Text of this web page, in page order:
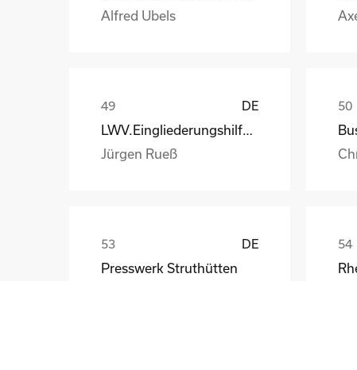
Alfred Ubels
DE
Jürgen Rueß
DE
Presswerk Struthütten